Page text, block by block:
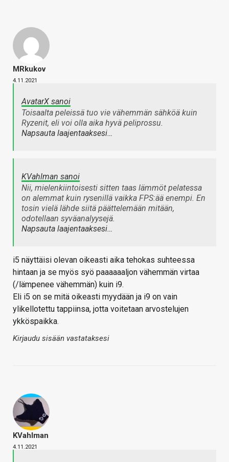
MRkukov
4.11.2021
AvatarX sanoi
Toisaalta peleissä tuo vie vähemmän sähköä kuin
Ryzenit, eli voi olla aika hyvä peliprossu.
Napsauta laajentaaksesi…
KVahlman sanoi
Nii, mielenkiintoisesti sitten taas lämmöt pelatessa
on alemmat kuin rysenillä vaikka FPS:ää enempi. En
tosin vielä lähde siitä päättelemään mitään,
odotellaan syväanalyysejä.
Napsauta laajentaaksesi…
i5 näyttäisi olevan oikeasti aika tehokas suhteessa
hintaan ja se myös syö paaaaaaljon vähemmän virtaa
(/lämpenee vähemmän) kuin i9.
Eli i5 on se mitä oikeasti myydään ja i9 on vain
ylikellotettu tappiinsa, jotta voitetaan arvostelujen
ykköspaikka.
Kirjaudu sisään vastataksesi
KVahlman
4.11.2021